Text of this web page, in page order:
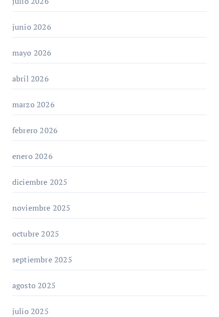
junio 2026
mayo 2026
abril 2026
marzo 2026
febrero 2026
enero 2026
diciembre 2025
noviembre 2025
octubre 2025
septiembre 2025
agosto 2025
julio 2025